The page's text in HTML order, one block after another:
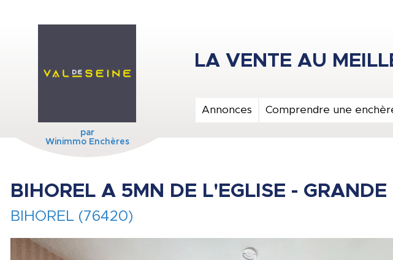
par
Winimmo Enchères
Annonces Comprendre une
BIHOREL A 5MN DE L'EGLISE -
BIHOREL (76420)